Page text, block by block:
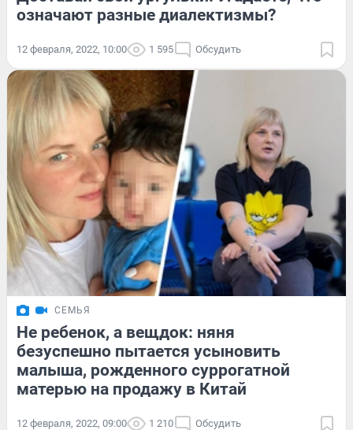
означают разные диалектизмы?
12 февраля, 2022, 10:00 1 595 Обсудить
СЕМЬЯ
Не ребенок, а вещдок: няня
безуспешно пытается усыновить
малыша, рожденного суррогатной
матерью на продажу в Китай
12 февраля, 2022, 09:00 1 210 Обсудить